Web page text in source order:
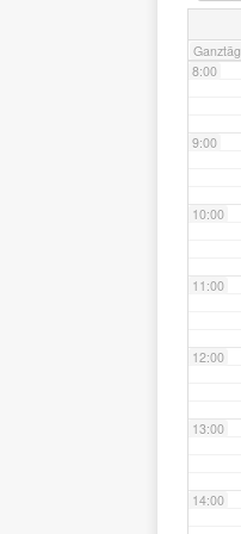
8:00
9:00
10:00
11:00
12:00
13:00
14:00